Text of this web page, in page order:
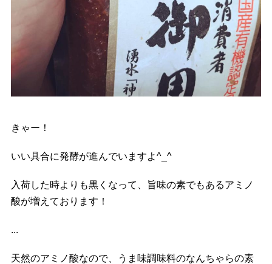
きゃー！
いい具合に発酵が進んでいますよ^_^
入荷した時よりも黒くなって、旨味の素でもあるアミノ
酸が増えております！
...
天然のアミノ酸なので、うま味調味料のなんちゃらの素